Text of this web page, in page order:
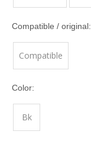
Compatible / original:
Compatible
Color:
Bk